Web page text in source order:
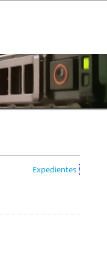
Expedientes